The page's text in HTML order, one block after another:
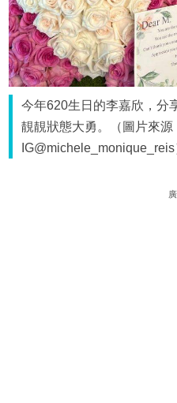
今年620生日的李嘉欣，分
靚靚狀態大勇。（圖片來源
IG@michele_monique_reis